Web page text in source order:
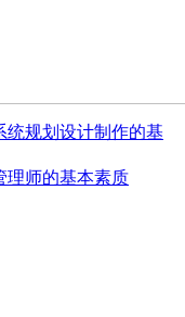
统规划设计制作的基
理师的基本素质